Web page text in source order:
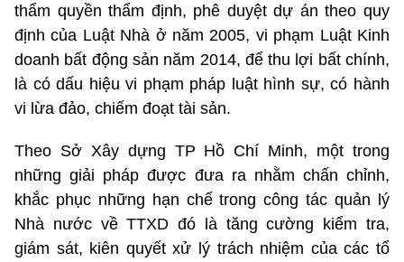
thẩm quyền thẩm định, phê duyệt dự án theo quy
định của Luật Nhà ở năm 2005, vi phạm Luật Kinh
doanh bất động sản năm 2014, để thu lợi bất chính,
là có dấu hiệu vi phạm pháp luật hình sự, có hành
vi lừa đảo, chiếm đoạt tài sản.
Theo Sở Xây dựng TP Hồ Chí Minh, một trong
những giải pháp được đưa ra nhằm chấn chỉnh,
khắc phục những hạn chế trong công tác quản lý
Nhà nước về TTXD đó là tăng cường kiểm tra,
giám sát, kiên quyết xử lý trách nhiệm của các tổ